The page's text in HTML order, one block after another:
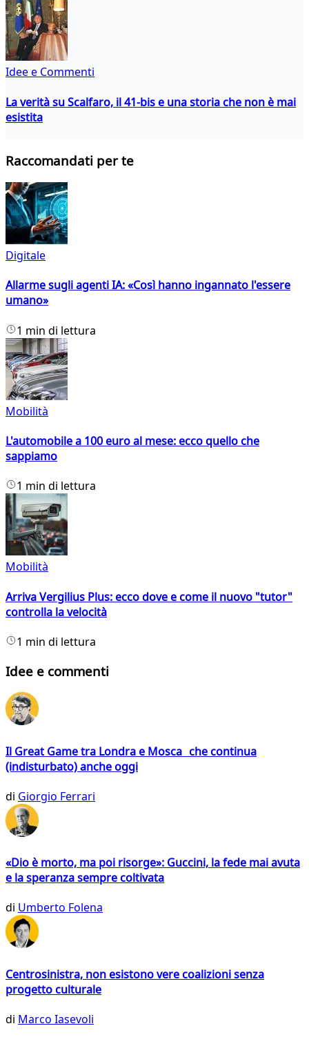
Idee e Commenti
La verità su Scalfaro, il 41-bis e una storia che non è mai
esistita
Raccomandati per te
Digitale
Allarme sugli agenti IA: «Così hanno ingannato l'essere
umano»
1 min di lettura
Mobilità
L'automobile a 100 euro al mese: ecco quello che
sappiamo
1 min di lettura
Mobilità
Arriva Vergilius Plus: ecco dove e come il nuovo "tutor"
controlla la velocità
1 min di lettura
Idee e commenti
Il Great Game tra Londra e Mosca che continua
(indisturbato) anche oggi
di Giorgio Ferrari
«Dio è morto, ma poi risorge»: Guccini, la fede mai avuta
e la speranza sempre coltivata
di Umberto Folena
Centrosinistra, non esistono vere coalizioni senza
progetto culturale
di Marco Iasevoli